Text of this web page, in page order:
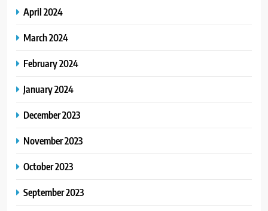
April 2024
March 2024
February 2024
January 2024
December 2023
November 2023
October 2023
September 2023